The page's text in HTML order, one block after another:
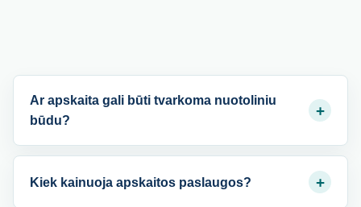
Ar apskaita gali būti tvarkoma nuotoliniu
būdu?
+
Kiek kainuoja apskaitos paslaugos? +